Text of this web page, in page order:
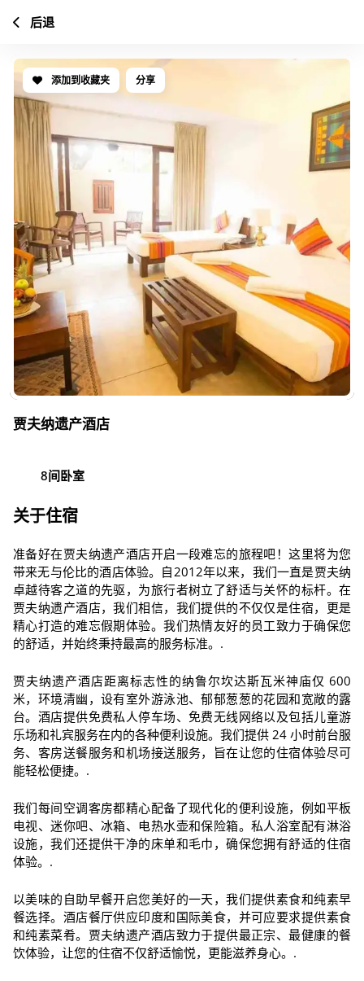
添加到收藏夹 分享
贾夫纳遗产酒店
8间卧室
关于住宿
准备好在贾夫纳遗产酒店开启一段难忘的旅程吧！这里将为您
带来无与伦比的酒店体验。自2012年以来，我们一直是贾夫纳
卓越待客之道的先驱，为旅行者树立了舒适与关怀的标杆。在
贾夫纳遗产酒店，我们相信，我们提供的不仅仅是住宿，更是
精心打造的难忘假期体验。我们热情友好的员工致力于确保您
的舒适，并始终秉持最高的服务标准。.
贾夫纳遗产酒店距离标志性的纳鲁尔坎达斯瓦米神庙仅 600
米，环境清幽，设有室外游泳池、郁郁葱葱的花园和宽敞的露
台。酒店提供免费私人停车场、免费无线网络以及包括儿童游
乐场和礼宾服务在内的各种便利设施。我们提供 24 小时前台服
务、客房送餐服务和机场接送服务，旨在让您的住宿体验尽可
能轻松便捷。.
我们每间空调客房都精心配备了现代化的便利设施，例如平板
电视、迷你吧、冰箱、电热水壶和保险箱。私人浴室配有淋浴
设施，我们还提供干净的床单和毛巾，确保您拥有舒适的住宿
体验。.
以美味的自助早餐开启您美好的一天，我们提供素食和纯素早
餐选择。酒店餐厅供应印度和国际美食，并可应要求提供素食
和纯素菜肴。贾夫纳遗产酒店致力于提供最正宗、最健康的餐
饮体验，让您的住宿不仅舒适愉悦，更能滋养身心。.
后退